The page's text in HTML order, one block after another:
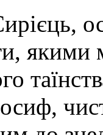
якими